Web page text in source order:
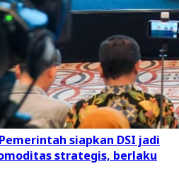
siapkan DSI jadi
strategis, berlaku